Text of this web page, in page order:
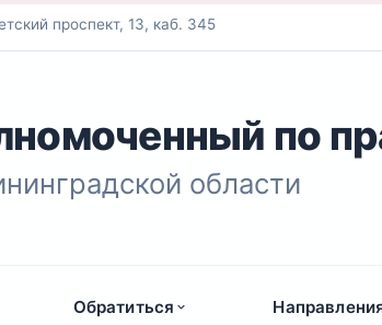
проспект, 13, каб. 345
по
области
Обратиться